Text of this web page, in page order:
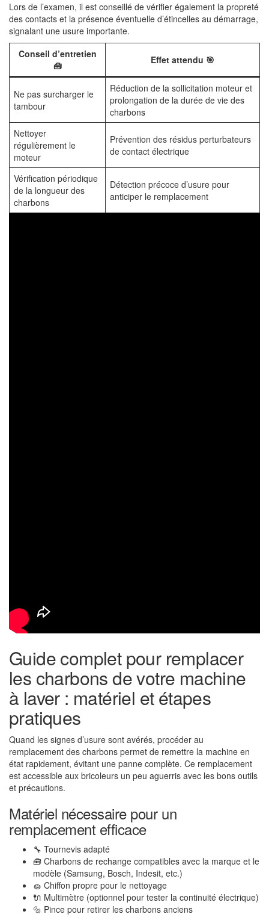
Lors de l’examen, il est conseillé de vérifier également la propreté
des contacts et la présence éventuelle d’étincelles au démarrage,
signalant une usure importante.
Conseil d’entretien
🧰
Effet attendu 🎯
Ne pas surcharger le
tambour
Réduction de la sollicitation moteur et
prolongation de la durée de vie des
charbons
Nettoyer
régulièrement le
moteur
Prévention des résidus perturbateurs
de contact électrique
Vérification périodique
de la longueur des
charbons
Détection précoce d’usure pour
anticiper le remplacement
Guide complet pour remplacer
les charbons de votre machine
à laver : matériel et étapes
pratiques
Quand les signes d’usure sont avérés, procéder au
remplacement des charbons permet de remettre la machine en
état rapidement, évitant une panne complète. Ce remplacement
est accessible aux bricoleurs un peu aguerris avec les bons outils
et précautions.
Matériel nécessaire pour un
remplacement efficace
🔧 Tournevis adapté
🧰 Charbons de rechange compatibles avec la marque et le
modèle (Samsung, Bosch, Indesit, etc.)
🧽 Chiffon propre pour le nettoyage
🔌 Multimètre (optionnel pour tester la continuité électrique)
🔩 Pince pour retirer les charbons anciens